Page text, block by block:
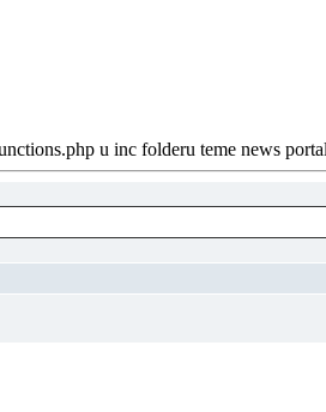
u inc folderu teme news